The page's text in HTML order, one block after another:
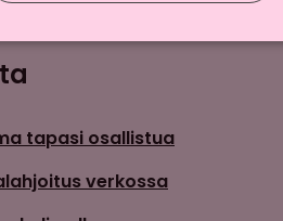
tapasi osallistua
verkossa